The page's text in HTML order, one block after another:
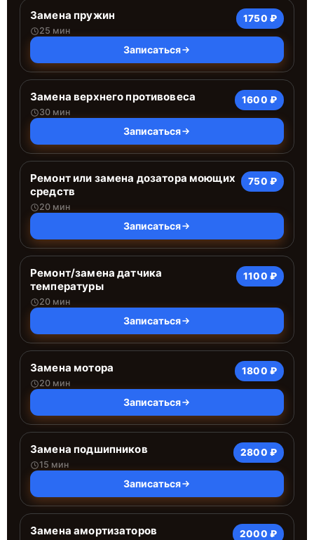
Замена пружин
25 мин
1750 ₽
Записаться
Замена верхнего противовеса
30 мин
1600 ₽
Записаться
Ремонт или замена дозатора моющих
средств
20 мин
750 ₽
Записаться
Ремонт/замена датчика
температуры
20 мин
1100 ₽
Записаться
Замена мотора
20 мин
1800 ₽
Записаться
Замена подшипников
15 мин
2800 ₽
Записаться
Замена амортизаторов 2000 ₽